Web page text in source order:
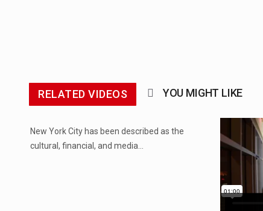
RELATED VIDEOS YOU MIGHT LIKE
...
New York City has been described as the
cultural, financial, and media…